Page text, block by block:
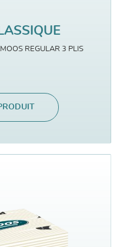
REGULAR 3 PLIS